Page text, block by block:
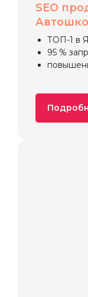
SEO
ТОП-1 в
95 %